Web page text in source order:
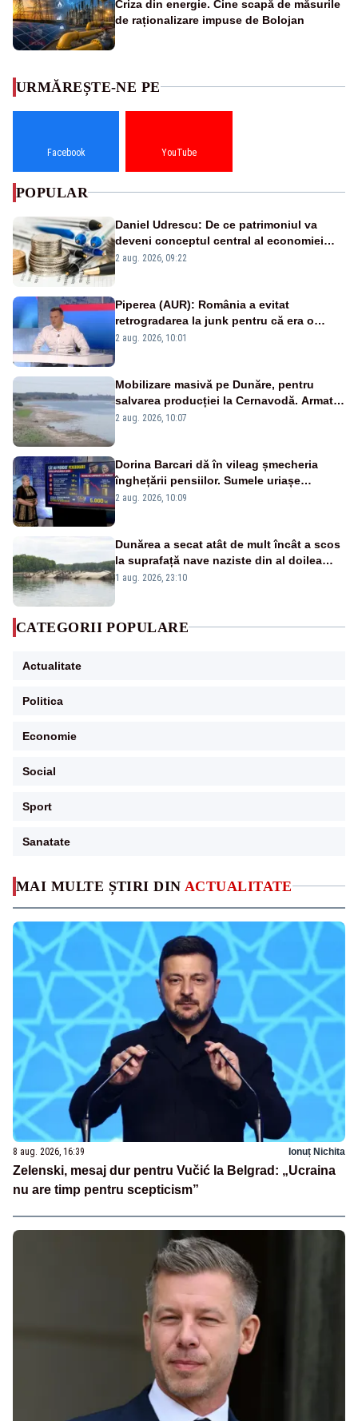
Criza din energie. Cine scapă de măsurile
de raționalizare impuse de Bolojan
MAI MULTE ȘTIRI DIN ACTUALITATE
8 aug. 2026, 16:39 Ionuț Nichita
Zelenski, mesaj dur pentru Vučić la Belgrad: „Ucraina
nu are timp pentru scepticism”
URMĂREȘTE-NE PE
Facebook YouTube
POPULAR
Daniel Udrescu: De ce patrimoniul va
deveni conceptul central al economiei
viitoare?
2 aug. 2026, 09:22
Piperea (AUR): România a evitat
retrogradarea la junk pentru că era o
catastrofă pentru bănci și fondurile de
2 aug. 2026, 10:01
Mobilizare masivă pe Dunăre, pentru
salvarea producției la Cernavodă. Armata
va detona o stâncă și va devia apa
2 aug. 2026, 10:07
Dorina Barcari dă în vileag șmecheria
înghețării pensiilor. Sumele uriașe
pierdute de fiecare român
2 aug. 2026, 10:09
Dunărea a secat atât de mult încât a scos
la suprafață nave naziste din al doilea
război mondial
1 aug. 2026, 23:10
CATEGORII POPULARE
Actualitate
Politica
Economie
Social
Sport
Sanatate